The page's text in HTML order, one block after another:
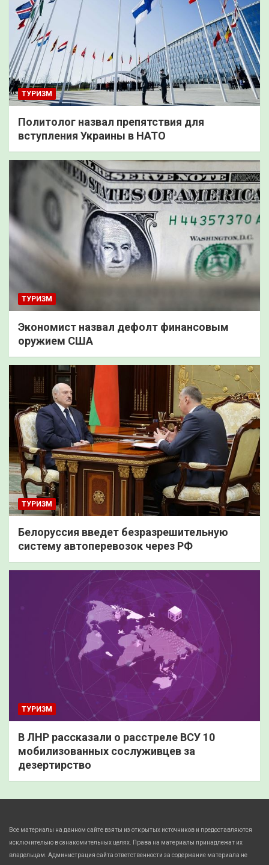
ТУРИЗМ
Политолог назвал препятствия для
вступления Украины в НАТО
ТУРИЗМ
Экономист назвал дефолт финансовым
оружием США
ТУРИЗМ
Белоруссия введет безразрешительную
систему автоперевозок через РФ
ТУРИЗМ
В ЛНР рассказали о расстреле ВСУ 10
мобилизованных сослуживцев за
дезертирство
Все материалы на данном сайте взяты из открытых источников и предоставляются
исключительно в ознакомительных целях. Права на материалы принадлежат их
владельцам. Администрация сайта ответственности за содержание материала не